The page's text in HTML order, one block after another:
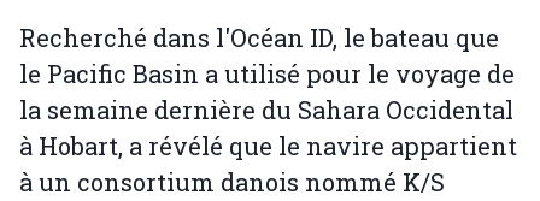
Recherché dans l'Océan ID, le bateau que
le Pacific Basin a utilisé pour le voyage de
la semaine dernière du Sahara Occidental
à Hobart, a révélé que le navire appartient
à un consortium danois nommé K/S